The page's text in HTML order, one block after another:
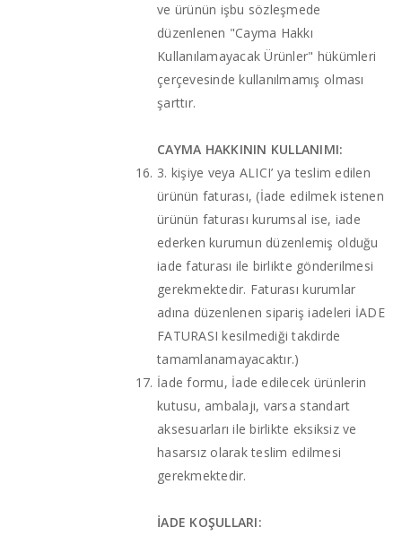
ve ürünün işbu sözleşmede
düzenlenen "Cayma Hakkı
Kullanılamayacak Ürünler" hükümleri
çerçevesinde kullanılmamış olması
şarttır.
CAYMA HAKKININ KULLANIMI:
3. kişiye veya ALICI’ ya teslim edilen
ürünün faturası, (İade edilmek istenen
ürünün faturası kurumsal ise, iade
ederken kurumun düzenlemiş olduğu
iade faturası ile birlikte gönderilmesi
gerekmektedir. Faturası kurumlar
adına düzenlenen sipariş iadeleri İADE
FATURASI kesilmediği takdirde
tamamlanamayacaktır.)
İade formu, İade edilecek ürünlerin
kutusu, ambalajı, varsa standart
aksesuarları ile birlikte eksiksiz ve
hasarsız olarak teslim edilmesi
gerekmektedir.
İADE KOŞULLARI: